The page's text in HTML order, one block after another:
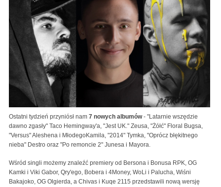
Ostatni tydzień przyniósł nam 7 nowych albumów- "Latarnie wszędzie
dawno zgasły" Taco Hemingway'a, "Jest UK." Zeusa, "Żółć" Floral Bugsa,
"Versus" Aleshena i MłodegoKamila, "2014" Tymka, "Oprócz błękitnego
nieba" Destro oraz "Po remoncie 2" Junesa i Mayora.
Wśród singli możemy znaleźć premiery od Bersona i Bonusa RPK, OG
Kamki i Viki Gabor, Qry'ego, Bobera i 4Money, WoLi i Palucha, Wiśni
Bakajoko, OG Olgierda, a Chivas i Kuqe 2115 przedstawili nową wersję